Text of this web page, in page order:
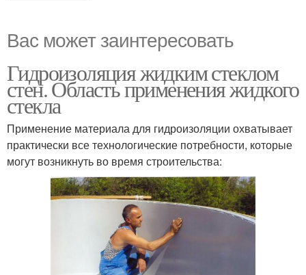
Вас может заинтересовать
Гидроизоляция жидким стеклом
стен. Область применения жидкого
стекла
Применение материала для гидроизоляции охватывает
практически все технологические потребности, которые
могут возникнуть во время строительства: